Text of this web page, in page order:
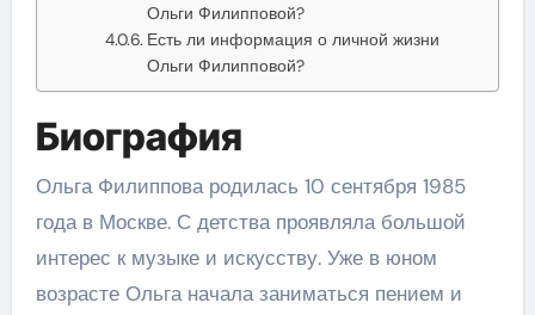
Ольги Филипповой?
Есть ли информация о личной жизни
Ольги Филипповой?
Биография
Ольга Филиппова родилась 10 сентября 1985
года в Москве. С детства проявляла большой
интерес к музыке и искусству. Уже в юном
возрасте Ольга начала заниматься пением и